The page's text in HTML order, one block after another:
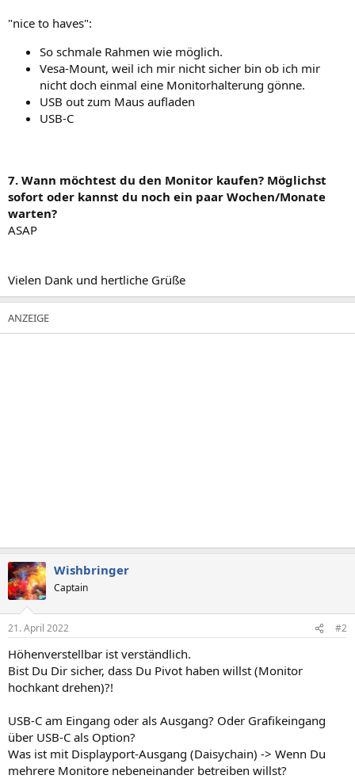
"nice to haves":
So schmale Rahmen wie möglich.
Vesa-Mount, weil ich mir nicht sicher bin ob ich mir
nicht doch einmal eine Monitorhalterung gönne.
USB out zum Maus aufladen
USB-C
7. Wann möchtest du den Monitor kaufen? Möglichst
sofort oder kannst du noch ein paar Wochen/Monate
warten?
ASAP
Vielen Dank und hertliche Grüße
Wishbringer
Captain
21. April 2022 #2
Höhenverstellbar ist verständlich.
Bist Du Dir sicher, dass Du Pivot haben willst (Monitor
hochkant drehen)?!
USB-C am Eingang oder als Ausgang? Oder Grafikeingang
über USB-C als Option?
Was ist mit Displayport-Ausgang (Daisychain) -> Wenn Du
mehrere Monitore nebeneinander betreiben willst?